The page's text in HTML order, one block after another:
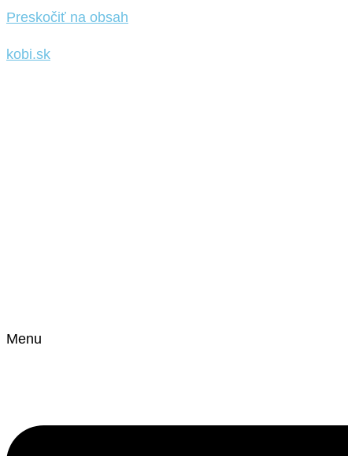
Preskočiť na obsah
kobi.sk
Menu